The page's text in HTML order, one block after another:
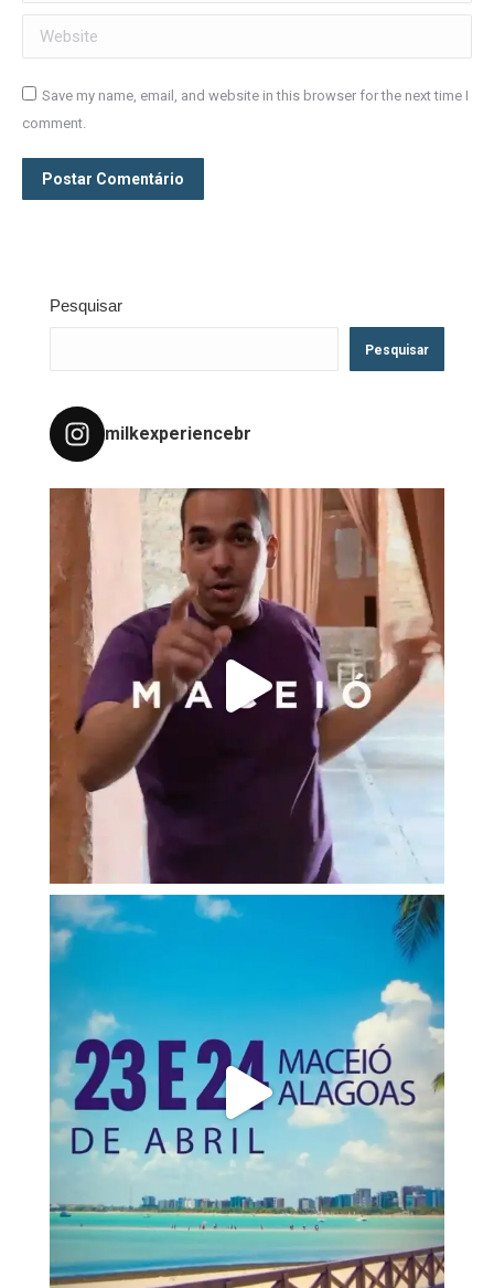
Website
Save my name, email, and website in this browser for the next time I
comment.
Postar Comentário
Pesquisar
Pesquisar
milkexperiencebr